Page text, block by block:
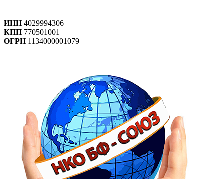
ИНН4029994306
КПП 770501001
ОГРН1134000001079